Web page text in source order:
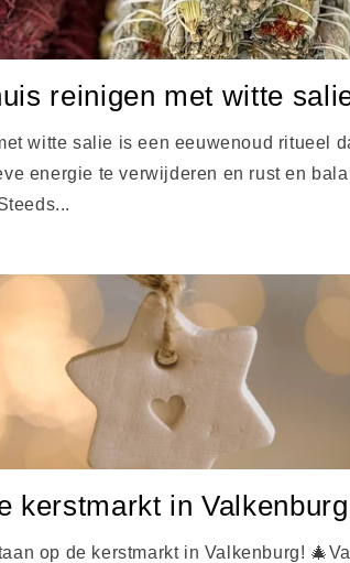
reinigen met witte
witte salie is een eeuwenoud ritueel
energie te verwijderen en rust en
kerstmarkt in
op de kerstmarkt in Valkenburg!